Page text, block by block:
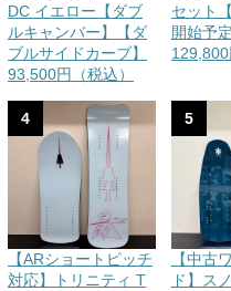
DC イエロー【ダブ
ルキャンバー】【ダ
ブルサイドカーブ】
93,500円（税込）
セット
開始予定
129,800
4
【ARショートピッチ
対応】トリニティ T
5
【中古
ド】ス